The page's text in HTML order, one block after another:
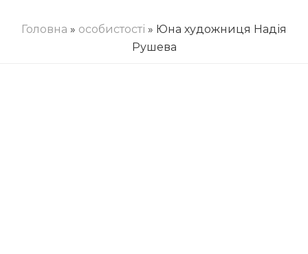
Головна » особистості » Юна художниця Надія
Рушева